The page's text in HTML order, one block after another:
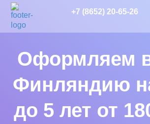
+7 (8652) 20-65-26
Оформляем
Финляндию
до 5 лет от